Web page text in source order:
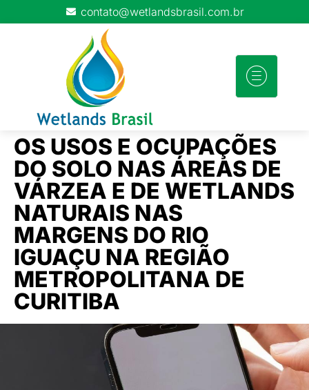
contato@wetlandsbrasil.com.br
WEBINARS
DO
GRUPO
BRASIL
OS USOS E OCUPAÇÕES
DO SOLO NAS ÁREAS DE
VÁRZEA E DE WETLANDS
NATURAIS NAS
MARGENS DO RIO
IGUAÇU NA REGIÃO
METROPOLITANA DE
CURITIBA